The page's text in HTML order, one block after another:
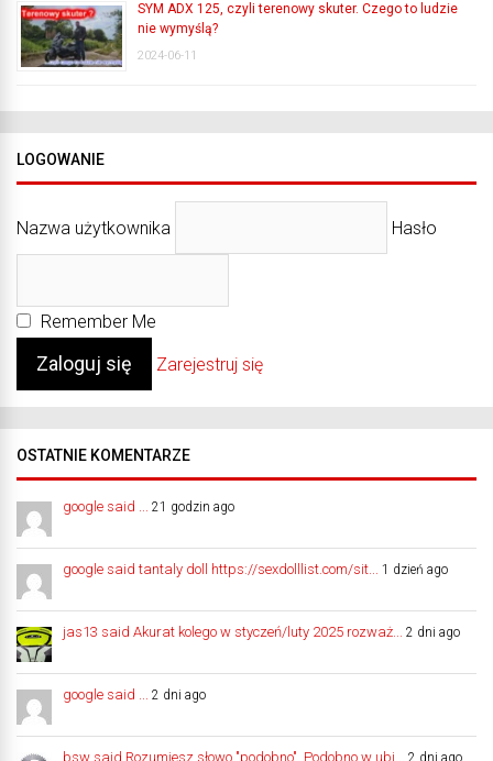
SYM ADX 125, czyli terenowy skuter. Czego to ludzie
nie wymyślą?
2024-06-11
LOGOWANIE
Nazwa użytkownika Hasło
Remember Me
Zarejestruj się
OSTATNIE KOMENTARZE
google said ... 21 godzin ago
google said tantaly doll https://sexdolllist.com/sit... 1 dzień ago
jas13 said Akurat kolego w styczeń/luty 2025 rozważ... 2 dni ago
google said ... 2 dni ago
bsw said Rozumiesz słowo "podobno". Podobno w ubi... 2 dni ago